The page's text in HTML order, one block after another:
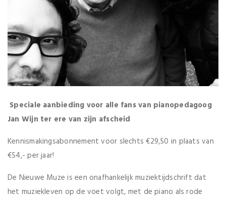
Speciale aanbieding voor alle fans van pianopedagoog
Jan Wijn ter ere van zijn afscheid
Kennismakingsabonnement voor slechts €29,50 in plaats van
€54,- per jaar!
De Nieuwe Muze is een onafhankelijk muziektijdschrift dat
het muziekleven op de voet volgt, met de piano als rode